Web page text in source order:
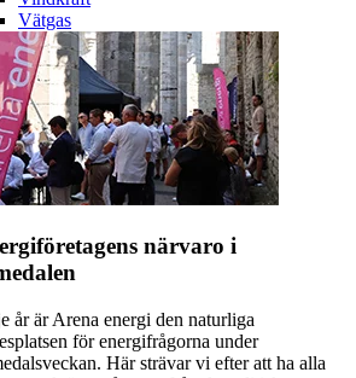
Vätgas
närvaro i
år är Arena energi den naturliga
för energifrågorna under
Här strävar vi efter att ha alla